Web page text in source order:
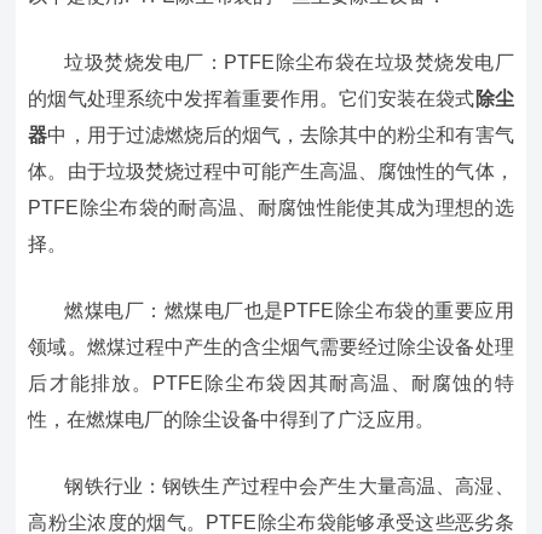
垃圾焚烧发电厂：PTFE除尘布袋在垃圾焚烧发电厂
的烟气处理系统中发挥着重要作用。它们安装在袋式除尘
器中，用于过滤燃烧后的烟气，去除其中的粉尘和有害气
体。由于垃圾焚烧过程中可能产生高温、腐蚀性的气体，
PTFE除尘布袋的耐高温、耐腐蚀性能使其成为理想的选
择。
燃煤电厂：燃煤电厂也是PTFE除尘布袋的重要应用
领域。燃煤过程中产生的含尘烟气需要经过除尘设备处理
后才能排放。PTFE除尘布袋因其耐高温、耐腐蚀的特
性，在燃煤电厂的除尘设备中得到了广泛应用。
钢铁行业：钢铁生产过程中会产生大量高温、高湿、
高粉尘浓度的烟气。PTFE除尘布袋能够承受这些恶劣条